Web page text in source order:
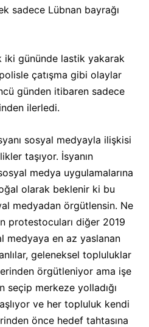
sadece Lübnan bayrağı
iki gününde lastik yakarak
çatışma gibi olaylar
günden itibaren sadece
ilerledi.
sosyal medyayla ilişkisi
taşıyor. İsyanın
medya uygulamalarına
olarak beklenir ki bu
medyadan örgütlensin. Ne
protestocuları diğer 2019
medyaya en az yaslanan
geleneksel topluluklar
örgütleniyor ama işe
seçip merkeze yolladığı
ve her topluluk kendi
önce hedef tahtasına